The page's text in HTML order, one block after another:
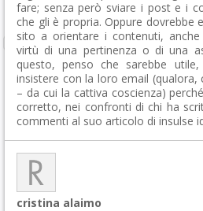
fare; senza però sviare i post e i
che gli è propria. Oppure dovrebbe
sito a orientare i contenuti, anche
virtù di una pertinenza o di una
questo, penso che sarebbe
insistere con la loro email
– da cui la cattiva coscienza)
corretto, nei confronti di chi ha
commenti al suo articolo di insulse
cristina alaimo